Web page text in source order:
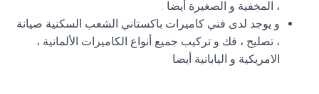
، المخفية و الصغيرة أيضا .
و يوجد لدى فني كاميرات باكستاني الشعب السكنية صيانة
، تصليح ، فك و تركيب جميع أنواع الكاميرات الألمانية ،
الامريكية و اليابانية أيضا